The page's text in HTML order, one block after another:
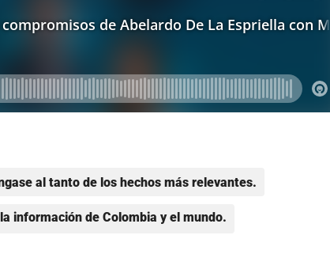
al tanto de los hechos más relevantes.
información de Colombia y el mundo.